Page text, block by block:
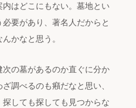
はどこにもない。墓地とい
要があり、著名人だからと
かなと思う。
の墓があるのか直ぐに分か
調べるのも癪だなと思い、
しても探しても見つからな